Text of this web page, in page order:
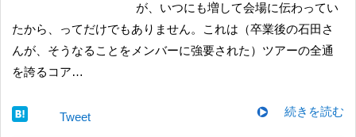
が、いつにも増して会場に伝わってい
たから、ってだけでもありません。これは（卒業後の石田さ
んが、そうなることをメンバーに強要された）ツアーの全通
を誇るコア…
続きを読む
Tweet